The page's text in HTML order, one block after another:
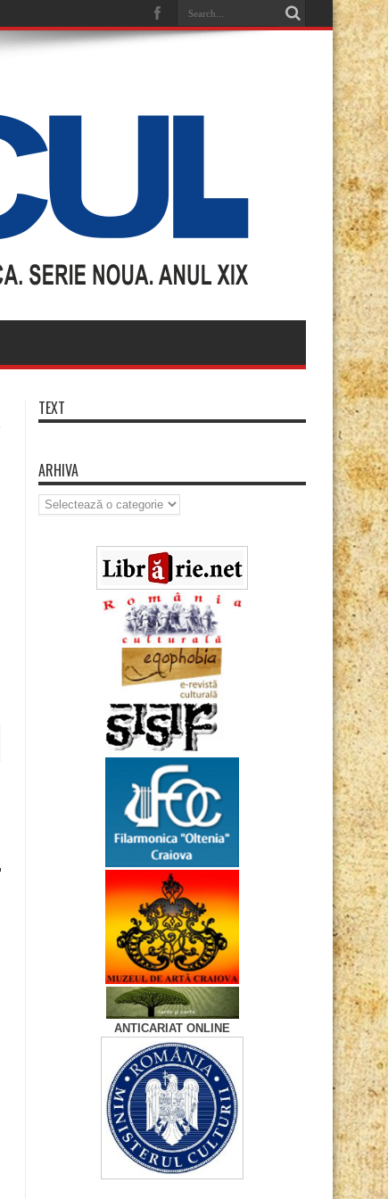
TEXT
ARHIVA
Arhiva
ANTICARIAT ONLINE